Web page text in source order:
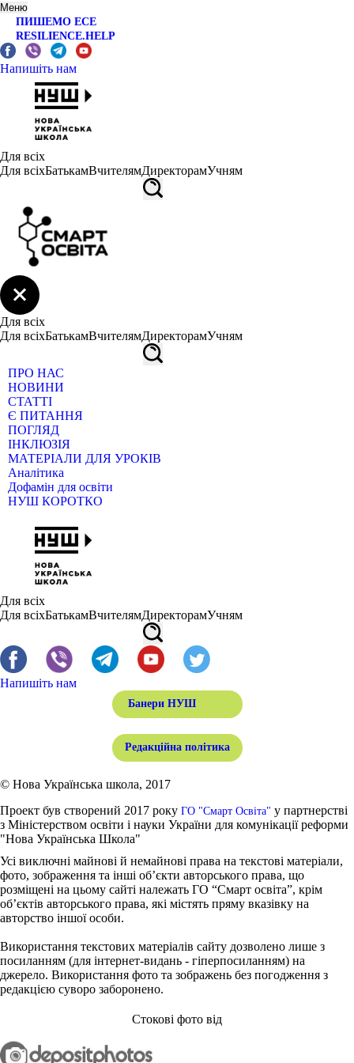
Меню
ПИШЕМО ЕСЕ
RESILIENCE.HELP
Напишіть нам
Для всіх
Для всіхБатькамВчителямДиректорамУчням
Для всіх
Для всіхБатькамВчителямДиректорамУчням
ПРО НАС
НОВИНИ
СТАТТІ
Є ПИТАННЯ
ПОГЛЯД
ІНКЛЮЗІЯ
МАТЕРІАЛИ ДЛЯ УРОКІВ
Аналітика
Дофамін для освіти
НУШ КОРОТКО
Для всіх
Для всіхБатькамВчителямДиректорамУчням
Напишіть нам
Банери НУШ
Редакційна політика
© Нова Українська школа, 2017
Проект був створений 2017 року ГО "Смарт Освіта" у партнерстві
з Міністерством освіти і науки України для комунікації реформи
"Нова Українська Школа"
Усі виключні майнові й немайнові права на текстові матеріали,
фото, зображення та інші об’єкти авторського права, що
розміщені на цьому сайті належать ГО “Смарт освіта”, крім
об’єктів авторського права, які містять пряму вказівку на
авторство іншої особи.
Використання текстових матеріалів сайту дозволено лише з
посиланням (для інтернет-видань - гіперпосиланням) на
джерело. Використання фото та зображень без погодження з
редакцією суворо заборонено.
Стокові фото від